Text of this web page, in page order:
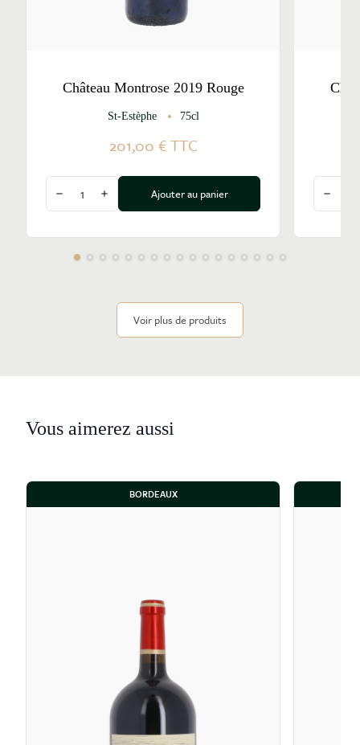
Château Montrose 2019 Rouge
St-Estèphe 75cl
201,00 €TTC
Diminuer la quantité
Augmenter la quantité
Ajouter au panier
Voir plus de produits
Vous aimerez aussi
BORDEAUX